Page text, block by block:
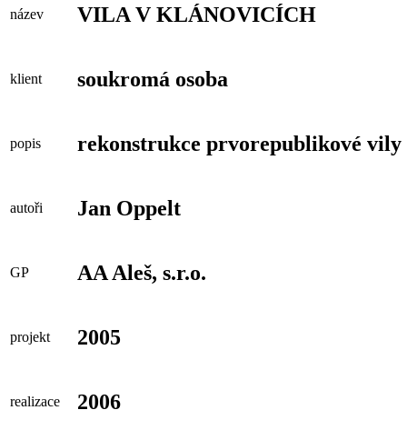
název VILA V KLÁNOVICÍCH
klient soukromá osoba
popis rekonstrukce prvorepublikové
autoři Jan Oppelt
GP AA Aleš, s.r.o.
projekt 2005
realizace 2006